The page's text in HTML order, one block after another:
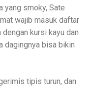
yang smoky, Sate
wajib masuk daftar
dengan kursi kayu dan
dagingnya bisa bikin
tipis turun, dan